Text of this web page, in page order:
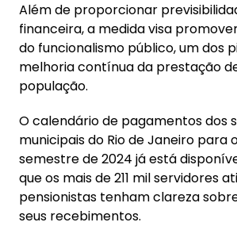
Além de proporcionar
financeira, a medida visa
do funcionalismo público, um dos
melhoria contínua da prestação
população.
O calendário de pagamentos dos
municipais do Rio de Janeiro para
semestre de 2024 já está
que os mais de 211 mil servidores
pensionistas tenham clareza
seus recebimentos.